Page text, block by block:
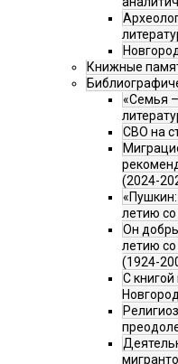
Книжные
«Семья
СВО на
(2024-
летию
Он
летию
(1924-
С